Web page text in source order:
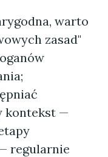
warto
zasad"
kontekst —
regularnie